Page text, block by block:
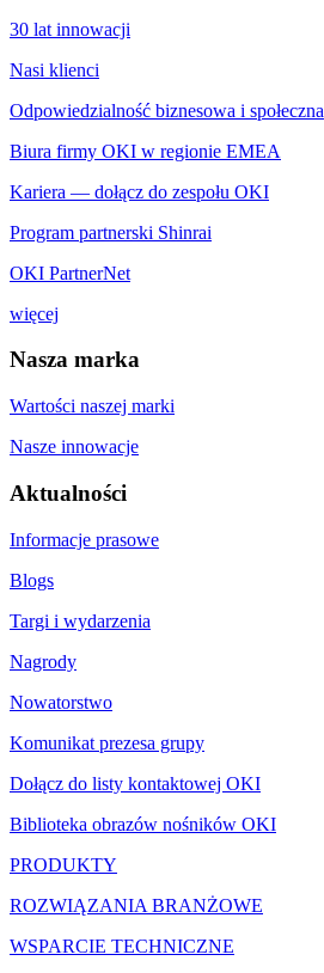
30 lat innowacji
Nasi klienci
Odpowiedzialność biznesowa i społeczna
Biura firmy OKI w regionie EMEA
Kariera — dołącz do zespołu OKI
Program partnerski Shinrai
OKI PartnerNet
więcej
Nasza marka
Wartości naszej marki
Nasze innowacje
Aktualności
Informacje prasowe
Blogs
Targi i wydarzenia
Nagrody
Nowatorstwo
Komunikat prezesa grupy
Dołącz do listy kontaktowej OKI
Biblioteka obrazów nośników OKI
PRODUKTY
ROZWIĄZANIA BRANŻOWE
WSPARCIE TECHNICZNE